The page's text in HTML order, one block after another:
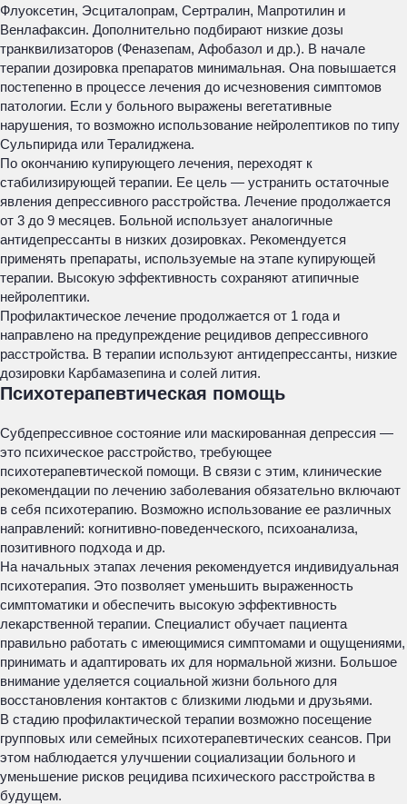
Флуоксетин, Эсциталопрам, Сертралин, Мапротилин и
Венлафаксин. Дополнительно подбирают низкие дозы
транквилизаторов (Феназепам, Афобазол и др.). В начале
терапии дозировка препаратов минимальная. Она повышается
постепенно в процессе лечения до исчезновения симптомов
патологии. Если у больного выражены вегетативные
нарушения, то возможно использование нейролептиков по типу
Сульпирида или Тералиджена.
По окончанию купирующего лечения, переходят к
стабилизирующей терапии. Ее цель — устранить остаточные
явления депрессивного расстройства. Лечение продолжается
от 3 до 9 месяцев. Больной использует аналогичные
антидепрессанты в низких дозировках. Рекомендуется
применять препараты, используемые на этапе купирующей
терапии. Высокую эффективность сохраняют атипичные
нейролептики.
Профилактическое лечение продолжается от 1 года и
направлено на предупреждение рецидивов депрессивного
расстройства. В терапии используют антидепрессанты, низкие
дозировки Карбамазепина и солей лития.
Психотерапевтическая помощь
Субдепрессивное состояние или маскированная депрессия —
это психическое расстройство, требующее
психотерапевтической помощи. В связи с этим, клинические
рекомендации по лечению заболевания обязательно включают
в себя психотерапию. Возможно использование ее различных
направлений: когнитивно-поведенческого, психоанализа,
позитивного подхода и др.
На начальных этапах лечения рекомендуется индивидуальная
психотерапия. Это позволяет уменьшить выраженность
симптоматики и обеспечить высокую эффективность
лекарственной терапии. Специалист обучает пациента
правильно работать с имеющимися симптомами и ощущениями,
принимать и адаптировать их для нормальной жизни. Большое
внимание уделяется социальной жизни больного для
восстановления контактов с близкими людьми и друзьями.
В стадию профилактической терапии возможно посещение
групповых или семейных психотерапевтических сеансов. При
этом наблюдается улучшении социализации больного и
уменьшение рисков рецидива психического расстройства в
будущем.